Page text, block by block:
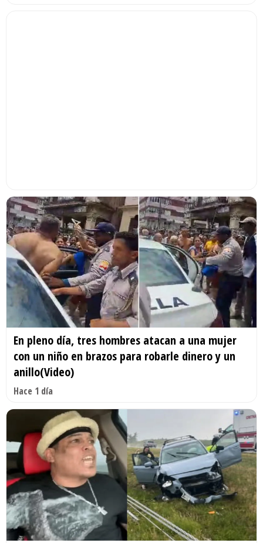
En pleno día, tres hombres atacan a una mujer
con un niño en brazos para robarle dinero y un
anillo(Video)
Hace 1 día